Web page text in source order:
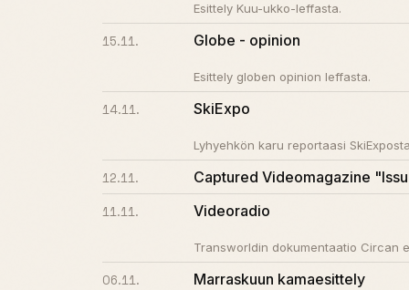
Esittely Kuu-ukko-leffasta.
15.11. Globe - opinion
Esittely globen opinion leffasta.
14.11. SkiExpo
Lyhyehkön karu reportaasi
12.11. Captured Videomagazine
11.11. Videoradio
Transworldin dokumentaatio Circan
06.11. Marraskuun kamaesittely